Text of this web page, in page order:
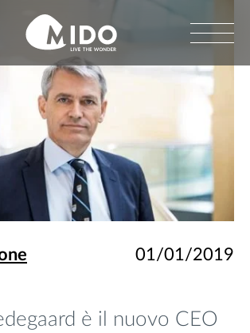
01/01/2019
è il nuovo CEO